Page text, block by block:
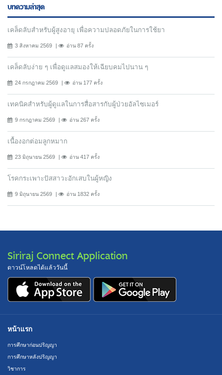
บทความล่าสุด
เคล็ดลับสำหรับผู้สูงอายุ เพื่อความปลอดภัยในการใช้ยา
3 สิงหาคม 2569 อ่าน 87 ครั้ง
เคล็ดลับง่าย ๆ เพื่อดูแลสมองให้เฉียบคมไปนาน ๆ
24 กรกฎาคม 2569 อ่าน 177 ครั้ง
เทคนิคสำหรับผู้ดูแลในการสื่อสารกับผู้ป่วยอัลไซเมอร์
9 กรกฎาคม 2569 อ่าน 267 ครั้ง
เนื้องอกต่อมลูกหมาก
23 มิถุนายน 2569 อ่าน 417 ครั้ง
โรคกระเพาะปัสสาวะอักเสบในผู้หญิง
9 มิถุนายน 2569 อ่าน 1832 ครั้ง
Siriraj Connect Application
ดาวน์โหลดได้แล้ววันนี้
หน้าแรก
การศึกษาก่อนปริญญา
การศึกษาหลังปริญญา
วิชาการ